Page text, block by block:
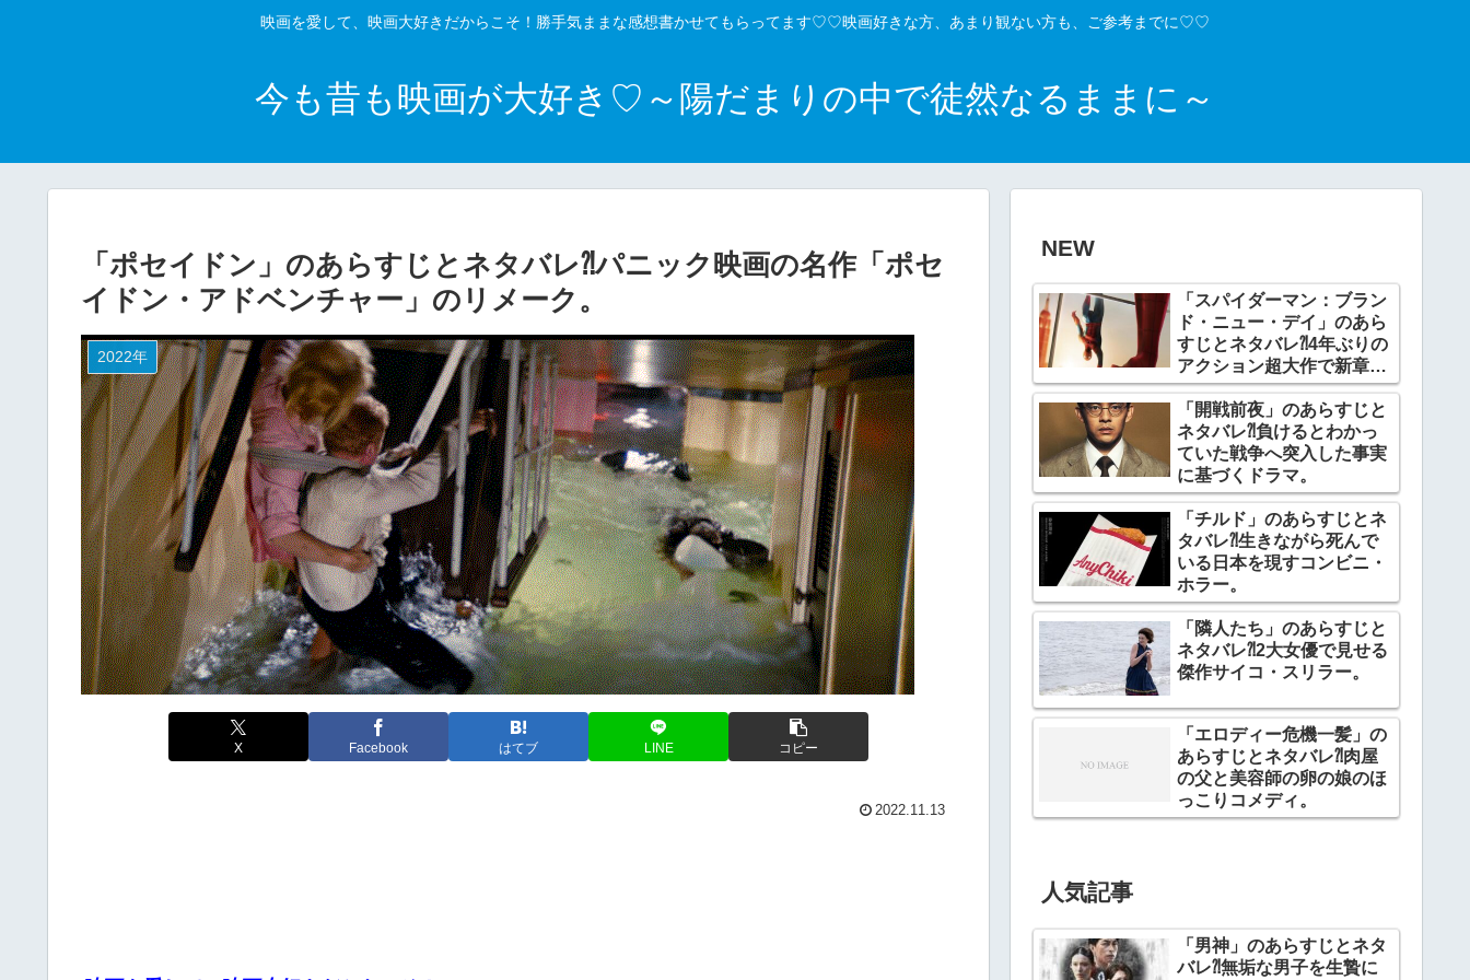
映画を愛して、映画大好きだからこそ！勝手気ままな感想書かせてもらってます♡♡映画好きな方、あまり観ない方も、ご参考までに♡♡
今も昔も映画が大好き♡～陽だまりの中で徒然なるままに～
「ポセイドン」のあらすじとネタバレ⁈パニック映画の名作「ポセ
イドン・アドベンチャー」のリメーク。
2022年
X Facebook はてブ LINE コピー
2022.11.13
NEW
「スパイダーマン：ブラン
ド・ニュー・デイ」のあら
すじとネタバレ⁈4年ぶりの
アクション超大作で新章開
幕。
「開戦前夜」のあらすじと
ネタバレ⁈負けるとわかっ
ていた戦争へ突入した事実
に基づくドラマ。
「チルド」のあらすじとネ
タバレ⁈生きながら死んで
いる日本を現すコンビニ・
ホラー。
「隣人たち」のあらすじと
ネタバレ⁈2大女優で見せる
傑作サイコ・スリラー。
「エロディー危機一髪」の
あらすじとネタバレ⁈肉屋
の父と美容師の卵の娘のほ
っこりコメディ。
人気記事
「男神」のあらすじとネタ
バレ⁈無垢な男子を生贄に